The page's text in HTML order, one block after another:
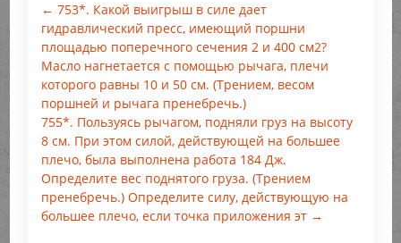
← 753*. Какой выигрыш в силе дает
гидравлический пресс, имеющий поршни
площадью поперечного сечения 2 и 400 см2?
Масло нагнетается с помощью рычага, плечи
которого равны 10 и 50 см. (Трением, весом
поршней и рычага пренебречь.)
755*. Пользуясь рычагом, подняли груз на высоту
8 см. При этом силой, действующей на большее
плечо, была выполнена работа 184 Дж.
Определите вес поднятого груза. (Трением
пренебречь.) Определите силу, действующую на
большее плечо, если точка приложения эт →